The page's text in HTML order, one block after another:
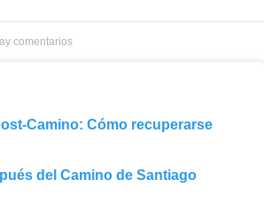
comentarios
Camino: Cómo recuperarse
del Camino de Santiago